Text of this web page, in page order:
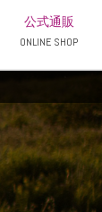
公式通販
ONLINE SHOP